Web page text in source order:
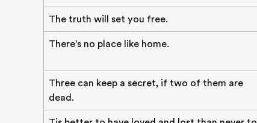
The truth will set you free.
There's no place like home.
Three can keep a secret, if two of them are
dead.